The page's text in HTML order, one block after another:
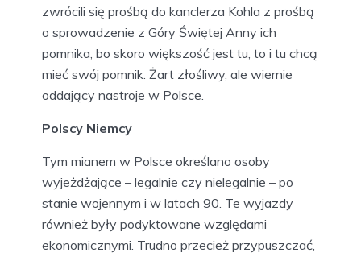
zwrócili się prośbą do kanclerza Kohla z prośbą
o sprowadzenie z Góry Świętej Anny ich
pomnika, bo skoro większość jest tu, to i tu chcą
mieć swój pomnik. Żart złośliwy, ale wiernie
oddający nastroje w Polsce.
Polscy Niemcy
Tym mianem w Polsce określano osoby
wyjeżdżające – legalnie czy nielegalnie – po
stanie wojennym i w latach 90. Te wyjazdy
również były podyktowane względami
ekonomicznymi. Trudno przecież przypuszczać,